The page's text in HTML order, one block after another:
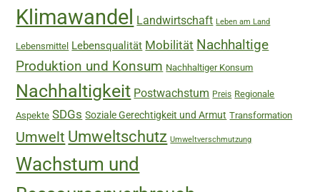
Klimawandel Landwirtschaft Leben am Land
Lebensmittel Lebensqualität Mobilität Nachhaltige
Produktion und Konsum Nachhaltiger Konsum
Nachhaltigkeit Postwachstum Preis Regionale
Aspekte SDGs Soziale Gerechtigkeit und Armut Transformation
Umwelt Umweltschutz Umweltverschmutzung
Wachstum und